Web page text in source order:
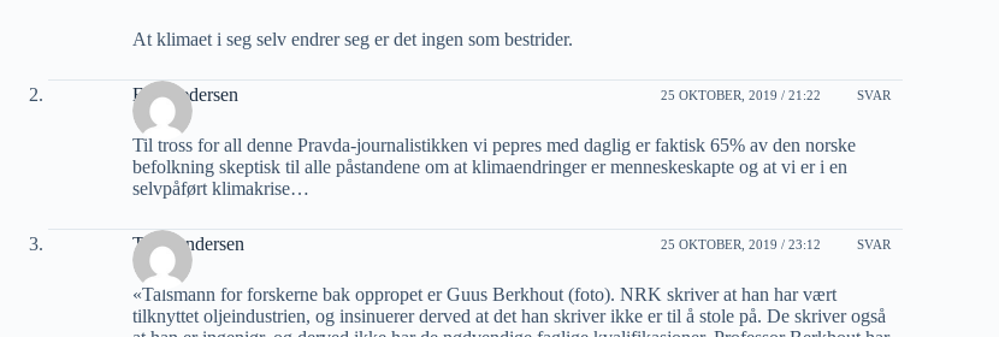
At klimaet i seg selv endrer seg er det ingen som bestrider.
Erik Pedersen 25 OKTOBER, 2019 / 21:22 SVAR
Til tross for all denne Pravda-journalistikken vi pepres med daglig er faktisk 65% av den norske
befolkning skeptisk til alle påstandene om at klimaendringer er menneskeskapte og at vi er i en
selvpåført klimakrise…
Tore Andersen 25 OKTOBER, 2019 / 23:12 SVAR
«Talsmann for forskerne bak oppropet er Guus Berkhout (foto). NRK skriver at han har vært
tilknyttet oljeindustrien, og insinuerer derved at det han skriver ikke er til å stole på. De skriver også